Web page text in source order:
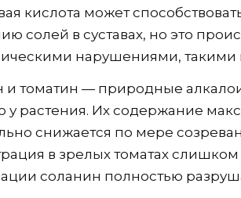
кислота может
солей в суставах, но это
нарушениями, такими
и томатин — природные
у растения. Их содержание
снижается по мере
в зрелых томатах
соланин полностью